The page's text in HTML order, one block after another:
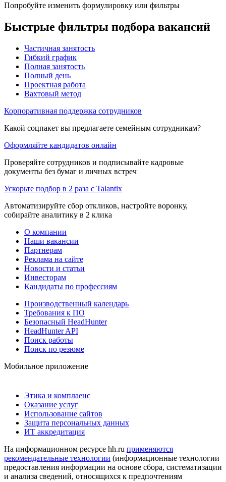
Попробуйте изменить формулировку или фильтры
Быстрые фильтры подбора вакансий
Частичная занятость
Гибкий график
Полная занятость
Полный день
Проектная работа
Вахтовый метод
Корпоративная поддержка сотрудников
Какой соцпакет вы предлагаете семейным сотрудникам?
Оформляйте кандидатов онлайн
Проверяйте сотрудников и подписывайте кадровые
документы без бумаг и личных встреч
Ускорьте подбор в 2 раза с Talantix
Автоматизируйте сбор откликов, настройте воронку,
собирайте аналитику в 2 клика
О компании
Наши вакансии
Партнерам
Реклама на сайте
Новости и статьи
Инвесторам
Кандидаты по профессиям
Производственный календарь
Требования к ПО
Безопасный HeadHunter
HeadHunter API
Поиск работы
Поиск по резюме
Мобильное приложение
Этика и комплаенс
Оказание услуг
Использование сайтов
Защита персональных данных
ИТ аккредитация
На информационном ресурсе hh.ru применяются
рекомендательные технологии (информационные технологии
предоставления информации на основе сбора, систематизации
и анализа сведений, относящихся к предпочтениям